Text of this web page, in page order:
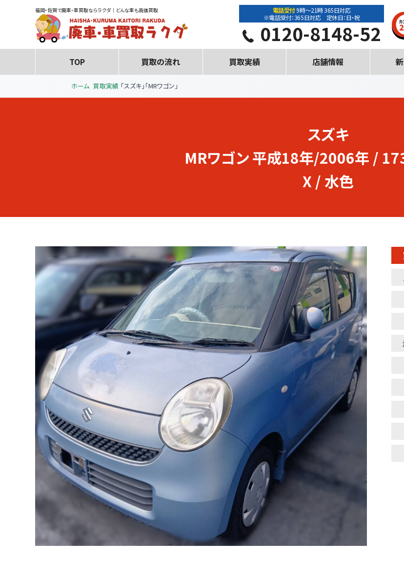
福岡・佐賀で廃車・車買取ならラクダ｜どんな車も高価買取 電話受付9時～21時 365日対応
※電話受付：365日対応 定休日：日・祝
0120-8148-52
TOP 買取の流れ 買取実績 店舗情報
ホーム 買取実績 「スズキ」「MRワゴン」
スズキ
MRワゴン平成18年/2006年 /
X / 水色